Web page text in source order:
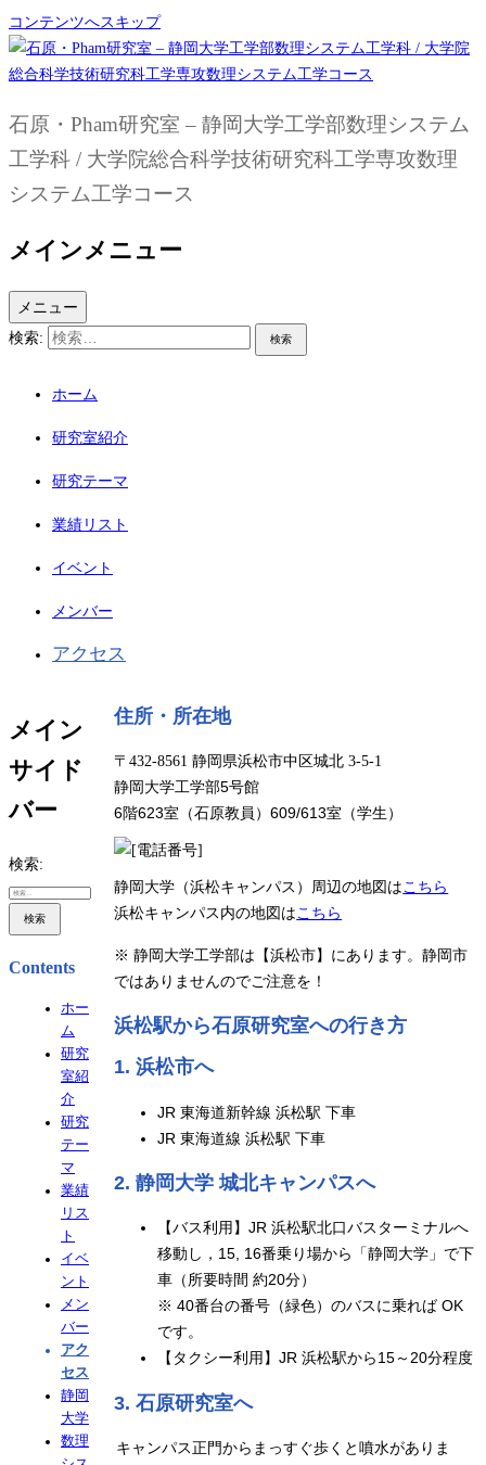
コンテンツへスキップ
石原・Pham研究室 – 静岡大学工学部数理システム
工学科 / 大学院総合科学技術研究科工学専攻数理
システム工学コース
メインメニュー
メニュー
検索:
ホーム
研究室紹介
研究テーマ
業績リスト
イベント
メンバー
アクセス
住所・所在地
〒432-8561 静岡県浜松市中区城北 3-5-1
静岡大学工学部5号館
6階623室（石原教員）609/613室（学生）
静岡大学（浜松キャンパス）周辺の地図はこちら
浜松キャンパス内の地図はこちら
※ 静岡大学工学部は【浜松市】にあります。静岡市
ではありませんのでご注意を！
浜松駅から石原研究室への行き方
1. 浜松市へ
JR 東海道新幹線 浜松駅 下車
JR 東海道線 浜松駅 下車
2. 静岡大学 城北キャンパスへ
【バス利用】JR 浜松駅北口バスターミナルへ
移動し，15, 16番乗り場から「静岡大学」で下
車（所要時間 約20分）
※ 40番台の番号（緑色）のバスに乗れば OK
です。
【タクシー利用】JR 浜松駅から15～20分程度
3. 石原研究室へ
キャンパス正門からまっすぐ歩くと噴水がありま
メイン
サイド
バー
検索:
Contents
ホー
ム
研究
室紹
介
研究
テー
マ
業績
リス
ト
イベ
ント
メン
バー
アク
セス
静岡
大学
数理